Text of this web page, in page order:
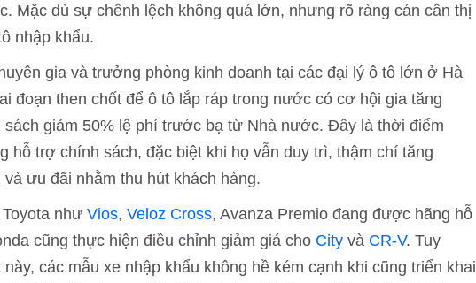
Mặc dù sự chênh lệch không quá lớn, nhưng rõ ràng cán cân thị
nhập khẩu.
gia và trưởng phòng kinh doanh tại các đại lý ô tô lớn ở Hà
đoạn then chốt để ô tô lắp ráp trong nước có cơ hội gia tăng
giảm 50% lệ phí trước bạ từ Nhà nước. Đây là thời điểm
hỗ trợ chính sách, đặc biệt khi họ vẫn duy trì, thậm chí tăng
ưu đãi nhằm thu hút khách hàng.
như Vios, Veloz Cross, Avanza Premio đang được hãng hỗ
cũng thực hiện điều chỉnh giảm giá cho City và CR-V. Tuy
các mẫu xe nhập khẩu không hề kém cạnh khi cũng triển khai